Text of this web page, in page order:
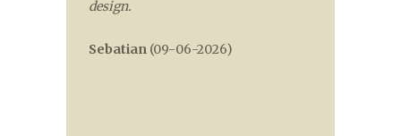
design.
Sebatian (09-06-2026)